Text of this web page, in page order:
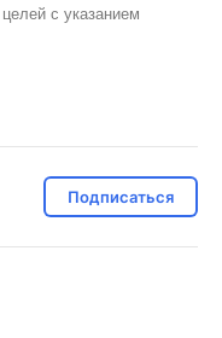
с указанием
Подписаться